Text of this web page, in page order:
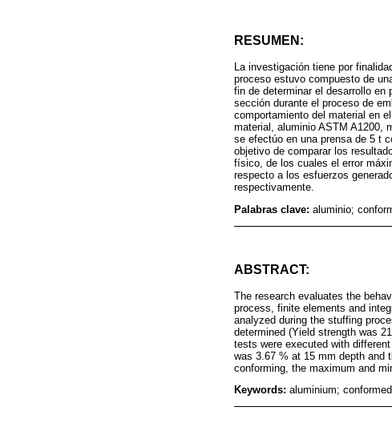
RESUMEN:
La investigación tiene por
proceso estuvo compuesto de
fin de determinar el desarrollo
sección durante el proceso de
comportamiento del material en
material, aluminio ASTM A1200,
se efectúo en una prensa de 5 t
objetivo de comparar los
físico, de los cuales el error
respecto a los esfuerzos
respectivamente.
Palabras clave: aluminio;
ABSTRACT:
The research evaluates the
process, finite elements and
analyzed during the stuffing
determined (Yield strength was
tests were executed with
was 3.67 % at 15 mm depth and
conforming, the maximum and
Keywords: aluminium;